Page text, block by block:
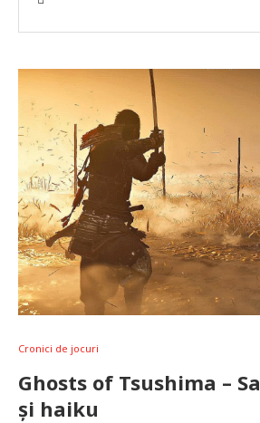
Cronici de jocuri
Ghosts of Tsushima –
și haiku